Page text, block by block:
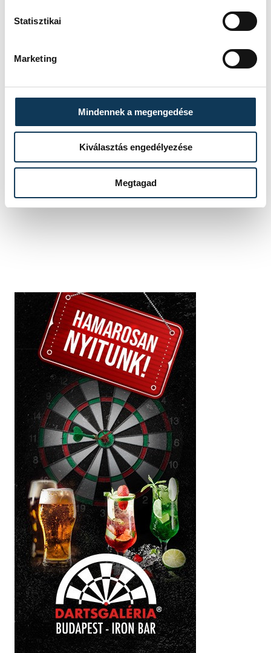
Statisztikai
Marketing
Mindennek a megengedése
Kiválasztás engedélyezése
Megtagad
nem ajánlott közvetlenül lefekvés előtt
intenzíven sportolni.
SZERZŐ
vehir.hu